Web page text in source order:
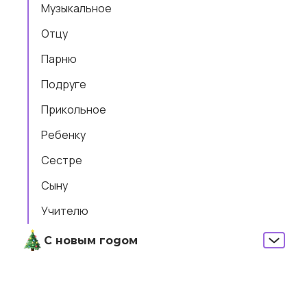
Музыкальное
Отцу
Парню
Подруге
Прикольное
Ребенку
Сестре
Сыну
Учителю
С новым годом